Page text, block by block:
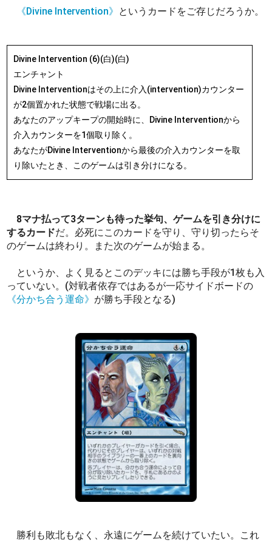
《Divine Intervention》 というカードをご存じだろうか。
Divine Intervention (6)(白)(白)
エンチャント
Divine Interventionはその上に介入(intervention)カウンター
が2個置かれた状態で戦場に出る。
あなたのアップキープの開始時に、Divine Interventionから
介入カウンターを1個取り除く。
あなたがDivine Interventionから最後の介入カウンターを取
り除いたとき、このゲームは引き分けになる。
8マナ払って3ターンも待った挙句、ゲームを引き分けに
するカードだ。必死にこのカードを守り、守り切ったらそ
のゲームは終わり。また次のゲームが始まる。
というか、よく見るとこのデッキには勝ち手段が1枚も入
っていない。(対戦者依存ではあるが一応サイドボードの
《分かち合う運命》 が勝ち手段となる)
勝利も敗北もなく、永遠にゲームを続けていたい。これ